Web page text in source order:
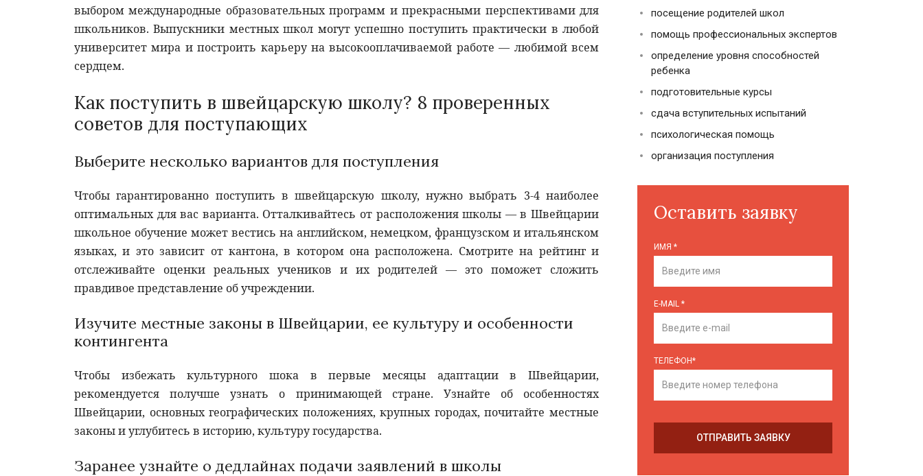
выбором международные образовательных программ и прекрасными перспективами для
школьников. Выпускники местных школ могут успешно поступить практически в любой
университет мира и построить карьеру на высокооплачиваемой работе — любимой всем
сердцем.
Как поступить в швейцарскую школу? 8 проверенных
советов для поступающих
Выберите несколько вариантов для поступления
Чтобы гарантированно поступить в швейцарскую школу, нужно выбрать 3-4 наиболее
оптимальных для вас варианта. Отталкивайтесь от расположения школы — в Швейцарии
школьное обучение может вестись на английском, немецком, французском и итальянском
языках, и это зависит от кантона, в котором она расположена. Смотрите на рейтинг и
отслеживайте оценки реальных учеников и их родителей — это поможет сложить
правдивое представление об учреждении.
Изучите местные законы в Швейцарии, ее культуру и особенности
контингента
Чтобы избежать культурного шока в первые месяцы адаптации в Швейцарии,
рекомендуется получше узнать о принимающей стране. Узнайте об особенностях
Швейцарии, основных географических положениях, крупных городах, почитайте местные
законы и углубитесь в историю, культуру государства.
Заранее узнайте о дедлайнах подачи заявлений в школы
Оставить заявку
ИМЯ *
E-MAIL *
ТЕЛЕФОН*
ОТПРАВИТЬ ЗАЯВКУ
посещение родителей школ
помощь профессиональных экспертов
определение уровня способностей
ребенка
подготовительные курсы
сдача вступительных испытаний
психологическая помощь
организация поступления